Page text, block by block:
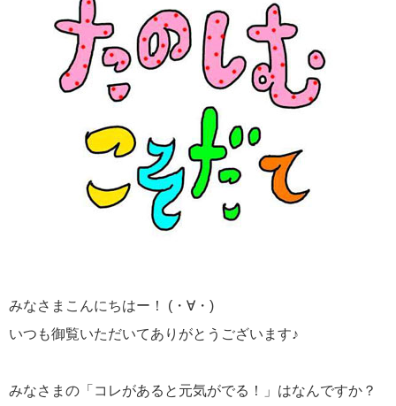
みなさまこんにちはー！ (・∀・)
いつも御覧いただいてありがとうございます♪
みなさまの「コレがあると元気がでる！」はなんですか？